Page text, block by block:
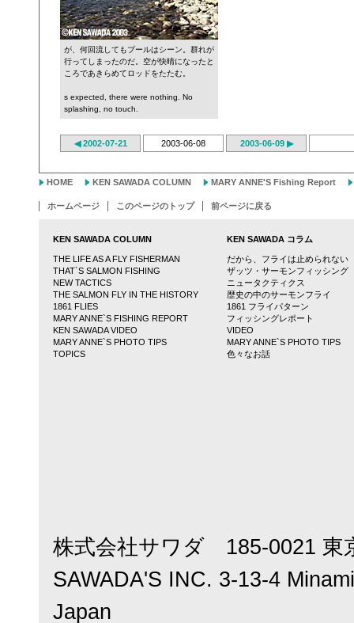
が、何回流してもプールはシーン。群れが
行ってしまったのだ。空が快晴になったと
ころであきらめてロッドをたたむ。
s expected, there were nothing. No
splashing, no touch.
◀ 2002-07-21 2003-06-08 2003-06-09 ▶
HOME KEN SAWADA COLUMN MARY ANNE'S Fishing Report
ホームページ このページのトップ 前ページに戻る
KEN SAWADA COLUMN
THE LIFE AS A FLY FISHERMAN
THAT`S SALMON FISHING
NEW TACTICS
THE SALMON FLY IN THE HISTORY
1861 FLIES
MARY ANNE`S FISHING REPORT
KEN SAWADA VIDEO
MARY ANNE`S PHOTO TIPS
TOPICS
KEN SAWADA コラム
だから、フライは止められない
ザッツ・サーモンフィッシング
ニュータクティクス
歴史の中のサーモンフライ
1861 フライパターン
フィッシングレポート
VIDEO
MARY ANNE`S PHOTO TIPS
色々なお話
株式会社サワダ 185-0021 東
SAWADA'S INC. 3-13-4
Japan